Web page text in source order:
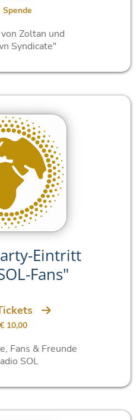
Zoltan und
Syndicate"
Eintritt
Fans"
10,00
Fans & Freunde
SOL